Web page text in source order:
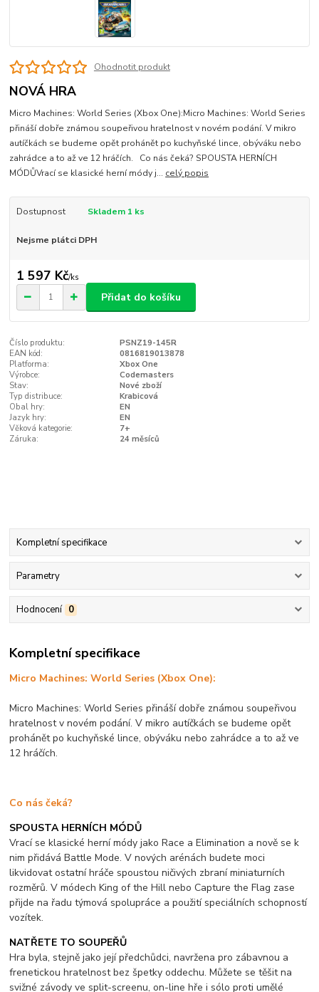
Ohodnotit produkt
NOVÁ HRA
Micro Machines: World Series (Xbox One):Micro Machines: World Series
přináší dobře známou soupeřivou hratelnost v novém podání. V mikro
autíčkách se budeme opět prohánět po kuchyňské lince, obýváku nebo
zahrádce a to až ve 12 hráčích. Co nás čeká? SPOUSTA HERNÍCH
MÓDŮVrací se klasické herní módy j... celý popis
Dostupnost Skladem 1 ks
Nejsme plátci DPH
1 597 Kč/ks
Přidat do košíku
Číslo produktu:
PSNZ19-145R
EAN kód:
0816819013878
Platforma:
Xbox One
Výrobce:
Codemasters
Stav:
Nové zboží
Typ distribuce:
Krabicová
Obal hry:
EN
Jazyk hry:
EN
Věková kategorie:
7+
Záruka:
24 měsíců
Kompletní specifikace
Parametry
Hodnocení 0
Kompletní specifikace
Micro Machines: World Series (Xbox One):
Micro Machines: World Series přináší dobře známou soupeřivou
hratelnost v novém podání. V mikro autíčkách se budeme opět
prohánět po kuchyňské lince, obýváku nebo zahrádce a to až ve
12 hráčích.
Co nás čeká?
SPOUSTA HERNÍCH MÓDŮ
Vrací se klasické herní módy jako Race a Elimination a nově se k
nim přidává Battle Mode. V nových arénách budete moci
likvidovat ostatní hráče spoustou ničivých zbraní miniaturních
rozměrů. V módech King of the Hill nebo Capture the Flag zase
přijde na řadu týmová spolupráce a použití speciálních schopností
vozítek.
NATŘETE TO SOUPEŘŮ
Hra byla, stejně jako její předchůdci, navržena pro zábavnou a
frenetickou hratelnost bez špetky oddechu. Můžete se těšit na
svižné závody ve split-screenu, on-line hře i sólo proti umělé